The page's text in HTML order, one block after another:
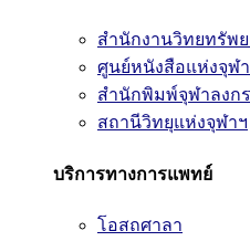
สำนักงานวิทยทรัพ
ศูนย์หนังสือแห่งจุฬ
สำนักพิมพ์จุฬาลงก
สถานีวิทยุแห่งจุฬาฯ
บริการทางการแพทย์
โอสถศาลา